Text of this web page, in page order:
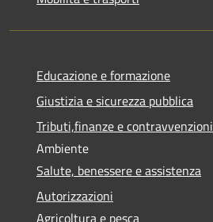
Educazione e formazione
Giustizia e sicurezza pubblica
Tributi,finanze e contravvenzioni
Ambiente
Salute, benessere e assistenza
Autorizzazioni
Agricoltura e pesca